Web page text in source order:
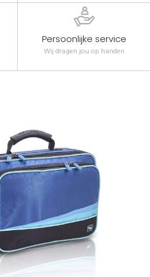
Persoonlijke service
Wij dragen jou op handen